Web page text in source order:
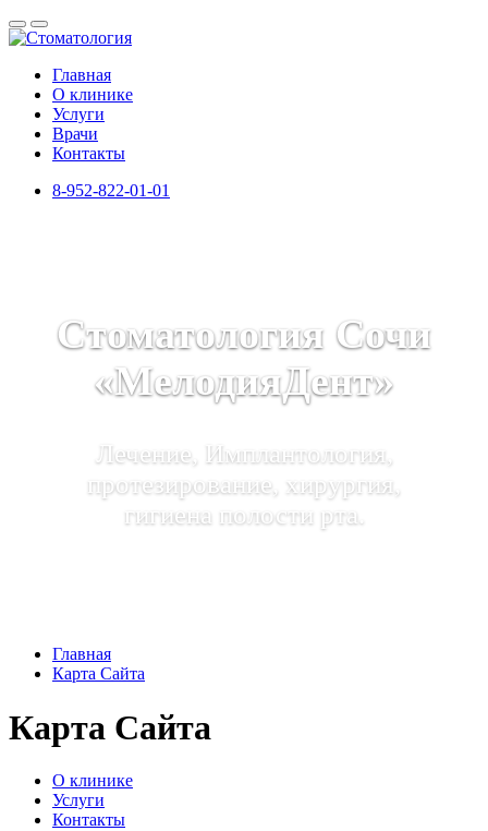
Главная
О клинике
Услуги
Врачи
Контакты
8-952-822-01-01
Стоматология Сочи
«МелодияДент»
Лечение, Имплантология,
протезирование, хирургия,
гигиена полости рта.
Главная
Карта Сайта
Карта Сайта
О клинике
Услуги
Контакты